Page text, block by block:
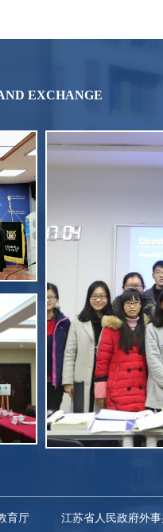
EXCHANGE
育厅 江苏省人民政府外